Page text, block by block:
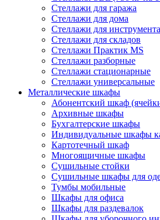
Стеллажи для гаража
Стеллажи для дома
Стеллажи для инструмента
Стеллажи для складов
Стеллажи Практик MS
Стеллажи разборные
Стеллажи стационарные
Стеллажи универсальные
Металлические шкафы
Абонентский шкаф
Архивные шкафы
Бухгалтерские шкафы
Индивидуальные шкафы
Картотечный шкаф
Многоящичные шкафы
Сушильные стойки
Сушильные шкафы для
Тумбы мобильные
Шкафы для офиса
Шкафы для раздевалок